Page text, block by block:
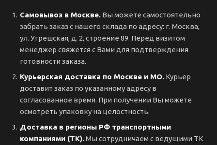
Самовывоз в Москве. Вы можете самостоятельно
забрать заказ с нашего склада по адресу: г. Москва,
ул. Угрешская, д. 2, строение 89. Перед визитом
менеджер свяжется с Вами для подтверждения
готовности заказа.
Курьерская доставка по Москве и МО. Курьер
доставит заказ по указанному адресу в
согласованное время. При получении Вы можете
осмотреть упаковку на целостность.
Доставка в регионы РФ транспортными
компаниями (ТК).Мы сотрудничаем с ведущими ТК